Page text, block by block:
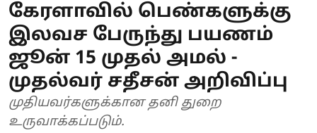
கேரளாவில் பெண்களுக்கு
இலவச பேருந்து பயணம்
ஜூன் 15 முதல் அமல் -
முதல்வர் சதீசன் அறிவிப்பு
முதியவர்களுக்கான தனி துறை
உருவாக்கப்படும்.